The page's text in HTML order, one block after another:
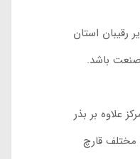
رقیبان استان
صنعت باشد.
علاوه بر بذر
مختلف قارچ